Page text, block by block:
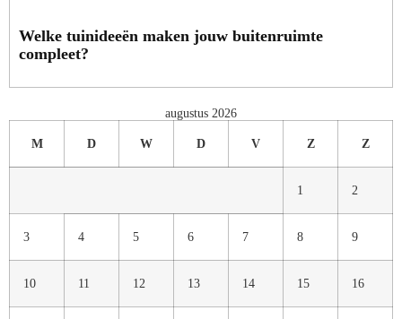
Welke tuinideeën maken jouw buitenruimte
compleet?
augustus 2026
M D W D V Z Z
1 2
3 4 5 6 7 8 9
10 11 12 13 14 15 16